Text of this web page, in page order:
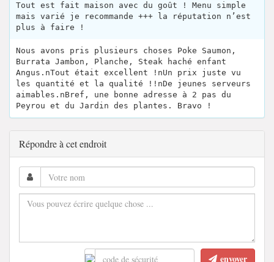
Tout est fait maison avec du goût ! Menu simple
mais varié je recommande +++ la réputation n’est
plus à faire !
Nous avons pris plusieurs choses Poke Saumon,
Burrata Jambon, Planche, Steak haché enfant
Angus.nTout était excellent !nUn prix juste vu
les quantité et la qualité !!nDe jeunes serveurs
aimables.nBref, une bonne adresse à 2 pas du
Peyrou et du Jardin des plantes. Bravo !
Répondre à cet endroit
envoyer